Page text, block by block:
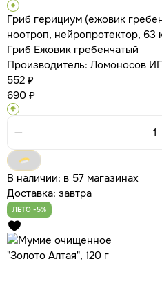
Гриб герициум (ежовик
ноотроп, нейропротектор, 63
Гриб Ежовик гребенчатый
Производитель: Ломоносов
552 ₽
690 ₽
В наличии: в 57 магазинах
Доставка: завтра
ЛЕТО -5%